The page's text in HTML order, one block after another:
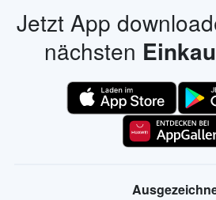
Jetzt App
nächsten